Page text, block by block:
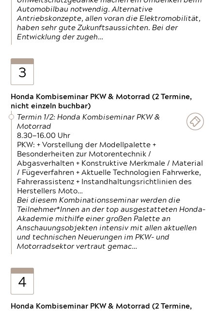
Automobilbau notwendig. Alternative
Antriebskonzepte, allen voran die Elektromobilität,
haben sehr gute Zukunftsaussichten. Bei der
Entwicklung der zugeh…
3
Honda Kombiseminar PKW & Motorrad (2 Termine,
nicht einzeln buchbar)
Termin 1/2: Honda Kombiseminar PKW &
Motorrad
8.30—16.00 Uhr
PKW: + Vorstellung der Modellpalette +
Besonderheiten zur Motorentechnik /
Abgasverhalten + Konstruktive Merkmale / Material
/ Fügeverfahren + Aktuelle Technologien Fahrwerke,
Fahrerassistenz + Instandhaltungsrichtlinien des
Herstellers Moto…
Bei diesem Kombinationsseminar werden die
Teilnehmer*Innen an der top ausgestatteten Honda-
Akademie mithilfe einer großen Palette an
Anschauungsobjekten intensiv mit allen aktuellen
und technischen Neuerungen im PKW- und
Motorradsektor vertraut gemac…
4
Honda Kombiseminar PKW & Motorrad (2 Termine,